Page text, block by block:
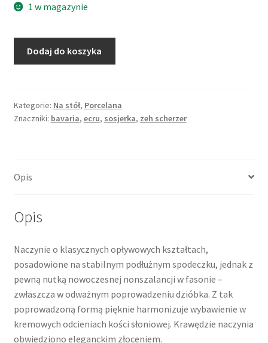
1 w magazynie
złocona,
Zeh
Dodaj do koszyka
Kategorie: Na stół, Porcelana
Znaczniki: bavaria, ecru, sosjerka, zeh scherzer
Opis
Opis
Naczynie o klasycznych opływowych kształtach,
posadowione na stabilnym podłużnym spodeczku, jednak z
pewną nutką nowoczesnej nonszalancji w fasonie –
zwłaszcza w odważnym poprowadzeniu dzióbka. Z tak
poprowadzoną formą pięknie harmonizuje wybawienie w
kremowych odcieniach kości słoniowej. Krawędzie naczynia
obwiedziono eleganckim złoceniem.